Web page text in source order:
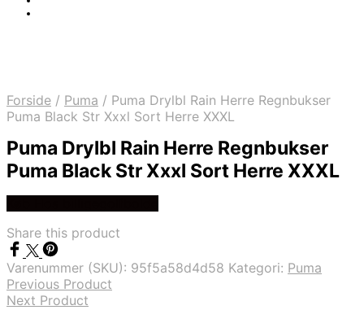
Forside / Puma / Puma Drylbl Rain Herre Regnbukser
Puma Black Str Xxxl Sort Herre XXXL
Puma Drylbl Rain Herre Regnbukser
Puma Black Str Xxxl Sort Herre XXXL
Share this product
Varenummer (SKU): 95f5a58d4d58 Kategori: Puma
Previous Product
Next Product